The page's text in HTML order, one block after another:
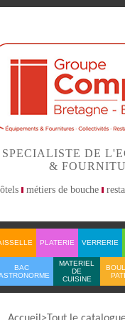
SPECIALISTE DE
&
métiers de bouche
PLATERIE VERRERIE
BAC
MATERIEL
DE
CUISINE